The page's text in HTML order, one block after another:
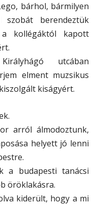
bárhol, bármilyen
berendeztük
a kollégáktól kapott
utcában
elment muzsikus
kiságyért.
arról álmodoztunk,
helyett jó lenni
a budapesti tanácsi
öröklakásra.
kiderült, hogy a mi